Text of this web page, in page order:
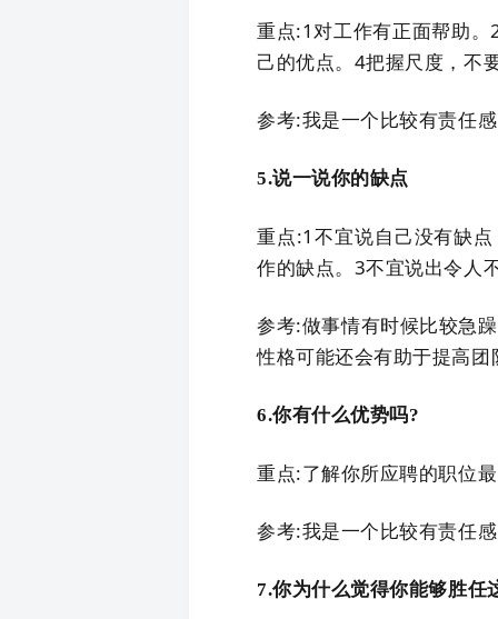
重点:1对工作有正面帮助
己的优点。4把握尺度，不
参考:我是一个比较有责任
5.说一说你的缺点
重点:1不宜说自己没有缺
作的缺点。3不宜说出令人
参考:做事情有时候比较急
性格可能还会有助于提高
6.你有什么优势吗?
重点:了解你所应聘的职位
参考:我是一个比较有责任
7.你为什么觉得你能够胜任